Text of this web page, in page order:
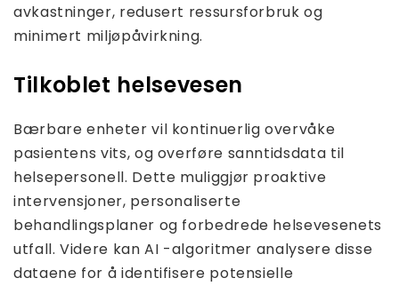
avkastninger, redusert ressursforbruk og
minimert miljøpåvirkning.
Tilkoblet helsevesen
Bærbare enheter vil kontinuerlig overvåke
pasientens vits, og overføre sanntidsdata til
helsepersonell. Dette muliggjør proaktive
intervensjoner, personaliserte
behandlingsplaner og forbedrede helsevesenets
utfall. Videre kan AI -algoritmer analysere disse
dataene for å identifisere potensielle